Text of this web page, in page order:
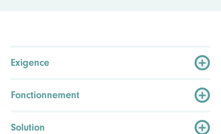
Exigence
Fonctionnement
Solution